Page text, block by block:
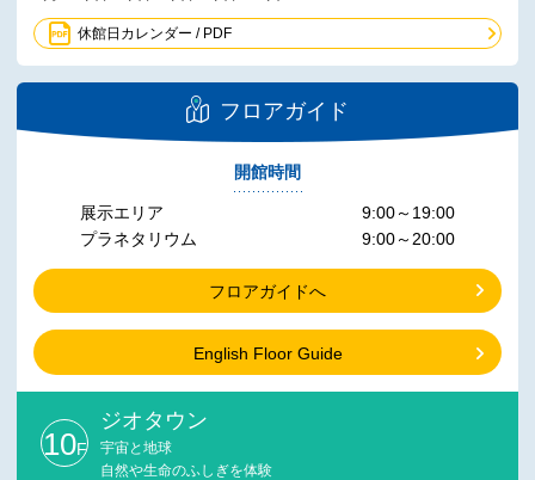
休館日カレンダー / PDF
フロアガイド
開館時間
展示エリア
プラネタリウム
9:00～19:00
9:00～20:00
フロアガイドへ
English Floor Guide
10F
ジオタウン
宇宙と地球
自然や生命のふしぎを体験